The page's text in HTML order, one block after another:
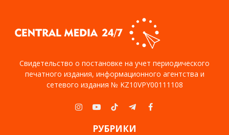
Свидетельство о постановке на учет периодического
печатного издания, информационного агентства и
сетевого издания № KZ10VPY00111108
Instagram
YouTubeTikTokTelegramFacebook
РУБРИКИ